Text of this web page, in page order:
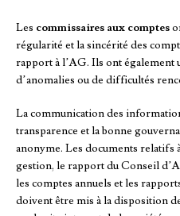
Les commissaires aux comptes
régularité et la sincérité des
rapport à l’AG. Ils ont également
d’anomalies ou de difficultés
La communication des
transparence et la bonne
anonyme. Les documents relatifs
gestion, le rapport du Conseil
les comptes annuels et les
doivent être mis à la disposition